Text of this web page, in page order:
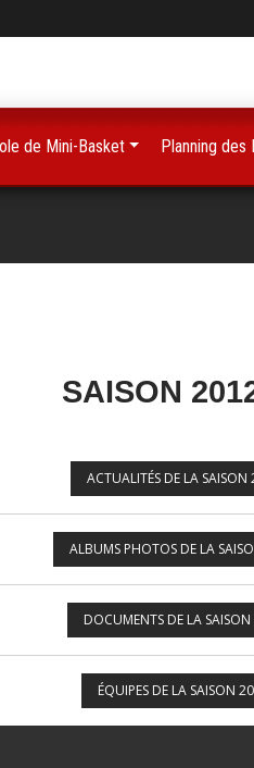
SAISON
ACTUALITÉS DE LA
ALBUMS PHOTOS DE LA
DOCUMENTS DE LA
ÉQUIPES DE LA SAISON
de Mini-Basket Planning